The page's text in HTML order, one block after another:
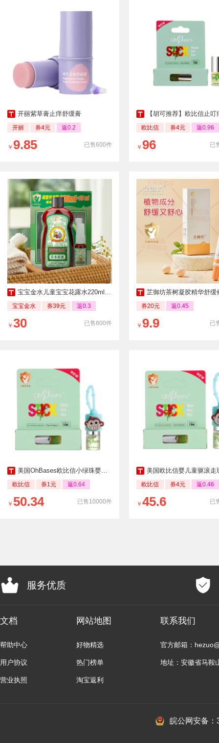
开丽紫草膏止痒舒缓膏
开丽 券4元 返0.2
已售600件
￥ 9.85
【胡可推荐】欧比信止叮
欧比信 券4元 返0.96
已
￥ 96
宝宝金水儿童宝宝花露水220ml原液
宝宝金水 券39元 返0.3
已售600件
￥ 30
芷御坊茶树凝胶精华舒缓修护植物成分
券20元 返0.45
已
￥ 9.9
美国OhBases欧比信小绿珠婴儿童防叮咬滚珠
欧比信 券1元 返0.64
已售10000件
￥ 50.34
美国欧比信婴儿童驱滚走
欧比信 券4元 返0.46
已
￥ 45.6
服务优质
文档
帮助中心
用户协议
营业执照
网站地图
好物精选
热门榜单
淘宝返利
联系我们
官方邮箱：
地址：安徽省马鞍
皖公网安备